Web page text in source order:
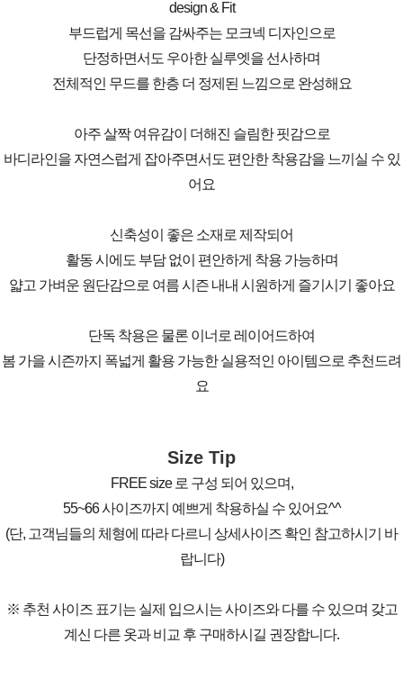
design & Fit
부드럽게 목선을 감싸주는 모크넥 디자인으로
단정하면서도 우아한 실루엣을 선사하며
전체적인 무드를 한층 더 정제된 느낌으로 완성해요
아주 살짝 여유감이 더해진 슬림한 핏감으로
바디라인을 자연스럽게 잡아주면서도 편안한 착용감을 느끼실 수 있
어요
신축성이 좋은 소재로 제작되어
활동 시에도 부담 없이 편안하게 착용 가능하며
얇고 가벼운 원단감으로 여름 시즌 내내 시원하게 즐기시기 좋아요
단독 착용은 물론 이너로 레이어드하여
봄 가을 시즌까지 폭넓게 활용 가능한 실용적인 아이템으로 추천드려
요
Size Tip
FREE size 로 구성 되어 있으며,
55~66 사이즈까지 예쁘게 착용하실 수 있어요^^
(단, 고객님들의 체형에 따라 다르니 상세사이즈 확인 참고하시기 바
랍니다)
※ 추천 사이즈 표기는 실제 입으시는 사이즈와 다를 수 있으며 갖고
계신 다른 옷과 비교 후 구매하시길 권장합니다.